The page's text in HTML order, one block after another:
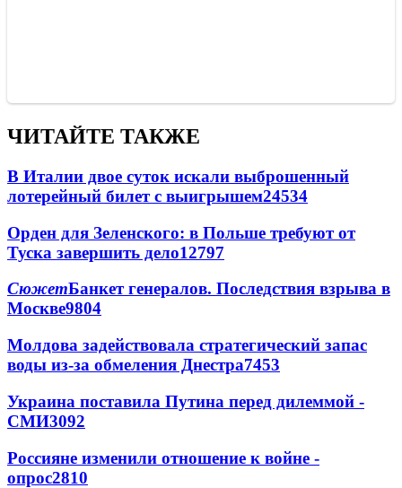
ЧИТАЙТЕ ТАКЖЕ
В Италии двое суток искали выброшенный
лотерейный билет с выигрышем24534
Орден для Зеленского: в Польше требуют от
Туска завершить дело12797
СюжетБанкет генералов. Последствия взрыва в
Москве9804
Молдова задействовала стратегический запас
воды из-за обмеления Днестра7453
Украина поставила Путина перед дилеммой -
СМИ3092
Россияне изменили отношение к войне -
опрос2810